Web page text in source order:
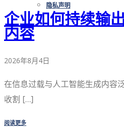
隐私声明
企业如何持续输
内容
2026年8月4日
在信息过载与人工智能生成内容
收割 […]
阅读更多